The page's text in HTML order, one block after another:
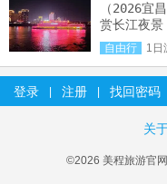
（2026宜
赏长江夜景
自由行 1日
登录 注册 找回密码
关
©2026 美程旅游官